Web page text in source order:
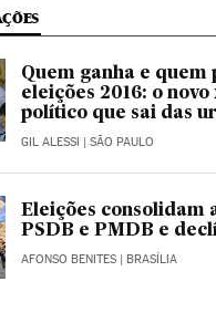
Quem ganha e quem
eleições 2016: o
político que sai das
GIL ALESSI | SÃO PAULO
Eleições consolidam
PSDB e PMDB e
AFONSO BENITES | BRASÍLIA